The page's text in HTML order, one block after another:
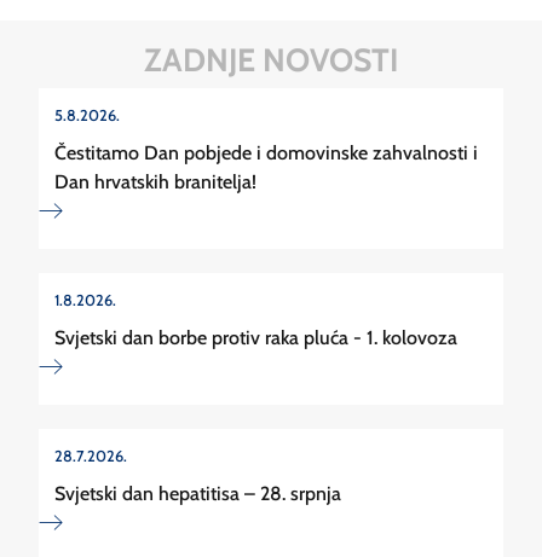
ZADNJE NOVOSTI
5.8.2026.
Čestitamo Dan pobjede i domovinske zahvalnosti i
Dan hrvatskih branitelja!
1.8.2026.
Svjetski dan borbe protiv raka pluća - 1. kolovoza
28.7.2026.
Svjetski dan hepatitisa – 28. srpnja